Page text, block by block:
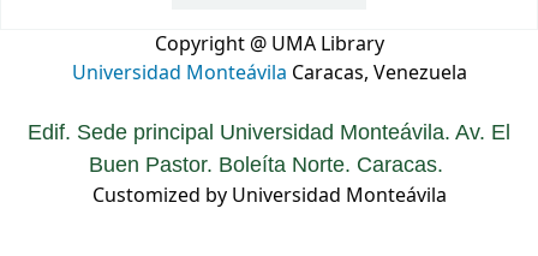
Copyright @ UMA Library
Universidad Monteávila Caracas, Venezuela
Edif. Sede principal Universidad Monteávila. Av. El
Buen Pastor. Boleíta Norte. Caracas.
Customized by Universidad Monteávila